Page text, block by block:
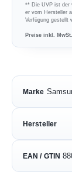
** Die UVP ist der
er vom Hersteller
Verfügung gestellt
Preise inkl.
Marke
Hersteller
EAN / GTIN